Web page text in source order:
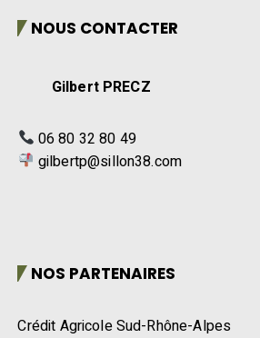
NOUS CONTACTER
Gilbert PRECZ
06 80 32 80 49
gilbertp@sillon38.com
NOS PARTENAIRES
Crédit Agricole Sud-Rhône-Alpes